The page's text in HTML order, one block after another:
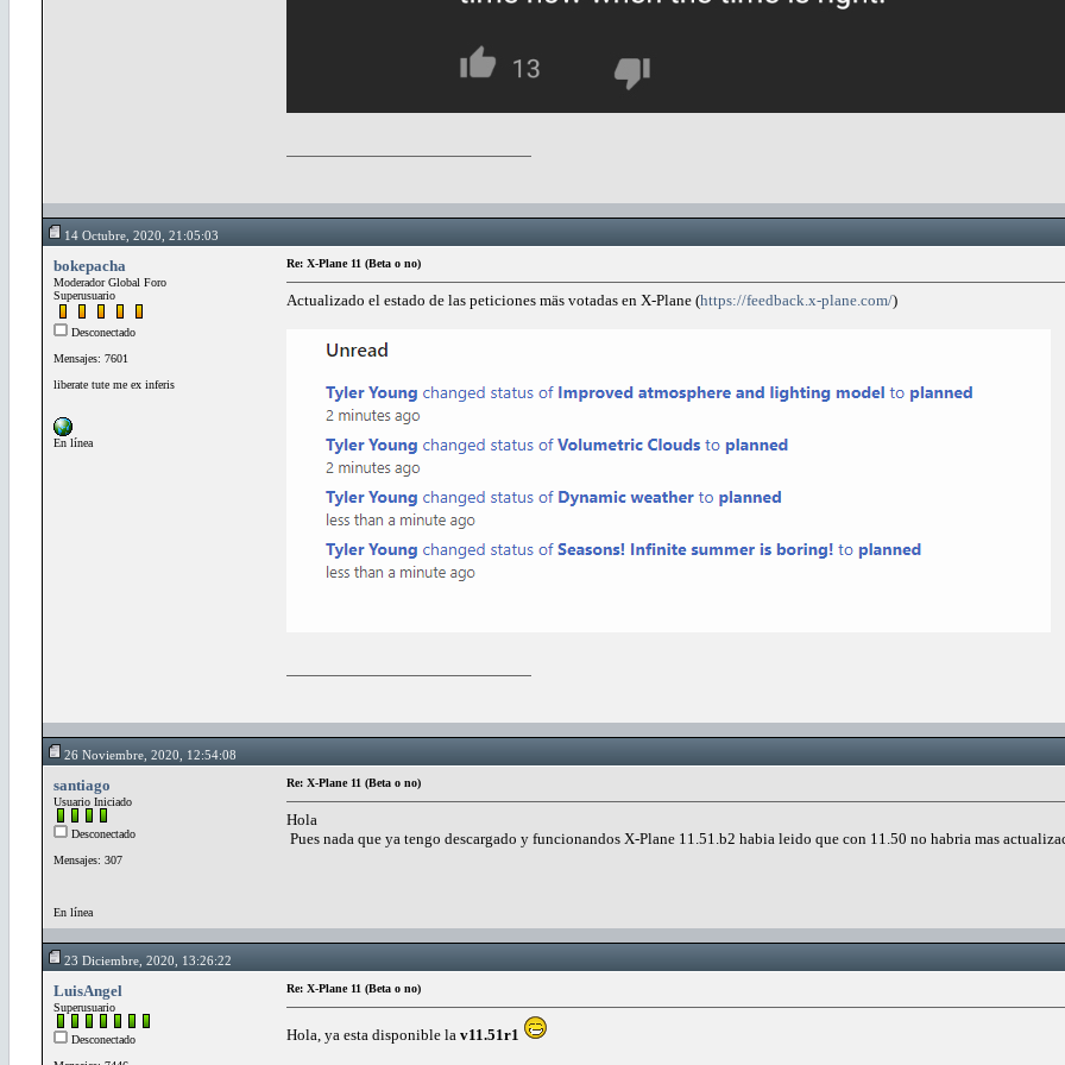
14 Octubre, 2020, 21:05:03
bokepacha
Moderador Global Foro
Superusuario
Desconectado
Mensajes: 7601
liberate tute me ex inferis
En línea
Re: X-Plane 11 (Beta o no)
Actualizado el estado de las peticiones mäs votadas en X-Plane (https://feedback.x-plane.com/)
26 Noviembre, 2020, 12:54:08
santiago
Usuario Iniciado
Desconectado
Mensajes: 307
En línea
Re: X-Plane 11 (Beta o no)
Hola
Pues nada que ya tengo descargado y funcionandos X-Plane 11.51.b2 habia leido que con 11.50 no habria mas
23 Diciembre, 2020, 13:26:22
LuisAngel
Superusuario
Desconectado
Re: X-Plane 11 (Beta o no)
Hola, ya esta disponible la v11.51r1